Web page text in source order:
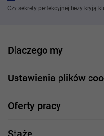
Czy sekrety perfekcyjnej bezy kryją
Dlaczego my
Nasi pracownicy
Nasze projekty
Profile zawodowe
Ustawienia plików
Oferty pracy
Formularz aplikacyjny
Staże